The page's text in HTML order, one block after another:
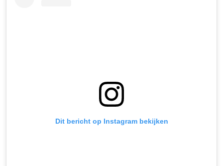
Dit bericht op Instagram bekijken